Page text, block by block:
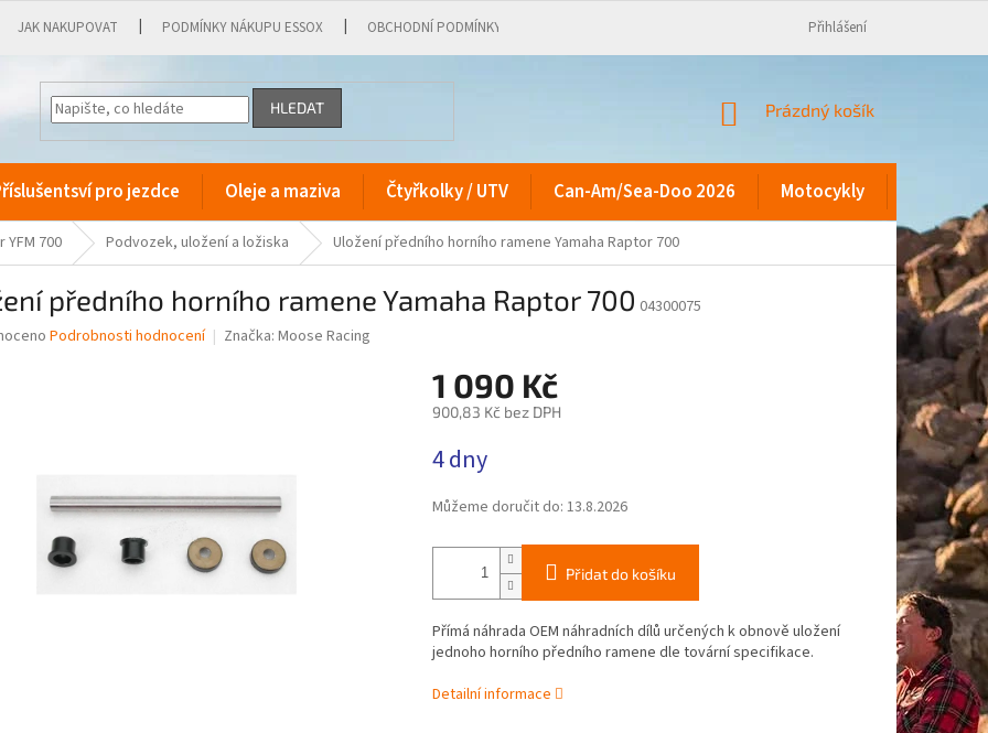
JAK NAKUPOVAT PODMÍNKY NÁKUPU ESSOX OBCHODNÍ PODMÍNKY Přihlášení
HLEDAT
NÁKUPNÍ
Prázdný košík
pro jezdce Oleje a maziva Čtyřkolky / UTV Can-Am/Sea-Doo 2026 Motocykly
YFM 700 Podvozek, uložení a ložiska Uložení předního horního ramene Yamaha Raptor 700
předního horního ramene Yamaha Raptor 700 04300075
Podrobnosti hodnocení Značka: Moose Racing
1 090 Kč
900,83 Kč bez DPH
cena:
4 dny
Můžeme doručit do: 13.8.2026
Přidat do košíku
Přímá náhrada OEM náhradních dílů určených k obnově uložení
jednoho horního předního ramene dle tovární specifikace.
Detailní informace